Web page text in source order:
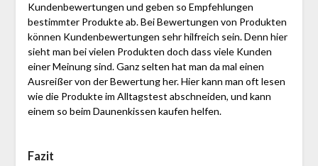
Kundenbewertungen und geben so Empfehlungen
bestimmter Produkte ab. Bei Bewertungen von Produkten
können Kundenbewertungen sehr hilfreich sein. Denn hier
sieht man bei vielen Produkten doch dass viele Kunden
einer Meinung sind. Ganz selten hat man da mal einen
Ausreißer von der Bewertung her. Hier kann man oft lesen
wie die Produkte im Alltagstest abschneiden, und kann
einem so beim Daunenkissen kaufen helfen.
Fazit